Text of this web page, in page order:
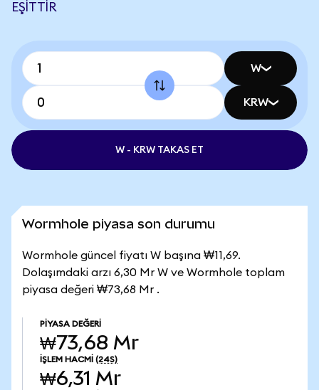
EŞITTIR
W
KRW
W - KRW TAKAS ET
Wormhole piyasa son durumu
Wormhole güncel fiyatı W başına ₩11,69.
Dolaşımdaki arzı 6,30 Mr W ve Wormhole toplam
piyasa değeri ₩73,68 Mr .
PIYASA DEĞERI
₩73,68 Mr
İŞLEM HACMI (24S)
₩6,31 Mr